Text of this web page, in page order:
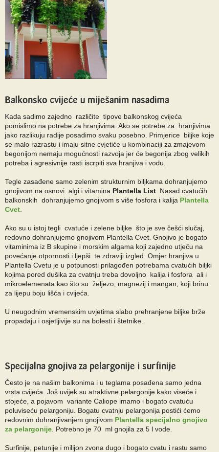
Balkonsko cvijeće u miješanim nasadima
Kada sadimo zajedno različite tipove balkonskog cvijeća
pomislimo na potrebe za hranjivima. Ako se potrebe za hranjivima
jako razlikuju radije posadimo svaku posebno. Primjerice biljke koje
se malo razrastu i imaju sitne cvjetiće u kombinaciji za zmajevom
begonijom nemaju mogućnosti razvoja jer će begonija zbog velikih
potreba i agresivnije rasti iscrpiti sva hranjiva i vodu.
Tegle zasađene samo zelenim strukturnim biljkama dohranjujemo
gnojivom na osnovi algi i vitamina Plantella List . Nasad cvatućih
balkonskih dohranjujemo gnojivom s više fosfora i kalija Plantella
Cvet
Ako su u istoj tegli cvatuće i zelene biljke što je sve češći slučaj,
redovno dohranjujemo gnojivom Plantella Cvet. Gnojivo je bogato
vitaminima iz B skupine i morskim algama koji zajedno utječu na
povećanje otpornosti i ljepši te zdraviji izgled. Omjer hranjiva u
Plantella Cvetu je u potpunosti prilagođen potrebama cvatućih biljki
kojima pored dušika za cvatnju treba dovoljno kalija i fosfora ali i
mikroelemenata kao što su željezo, magnezij i mangan, koji brinu
za lijepu boju lišća i cvijeća.
U neugodnim vremenskim uvjetima slabo prehranjene biljke brže
propadaju i osjetljivije su na bolesti i štetnike.
Specijalna gnojiva za pelargonije i surfinije
Često je na našim balkonima i u teglama posađena samo jedna
vrsta cvijeća. Još uvijek su atraktivne pelargonije kako viseće i
stojeće, a pojavom variante Caliope imamo i bogato cvatuću
poluviseću pelargoniju. Bogatu cvatnju pelargonija postići ćemo
redovnim dohranjivanjem gnojivom Plantella specijalno gnojivo
za pelargonije . Potrebno je 70 ml gnojila za 5 l vode.
Surfinije, petunije i milijon zvona dugo i bogato cvatu i rastu samo